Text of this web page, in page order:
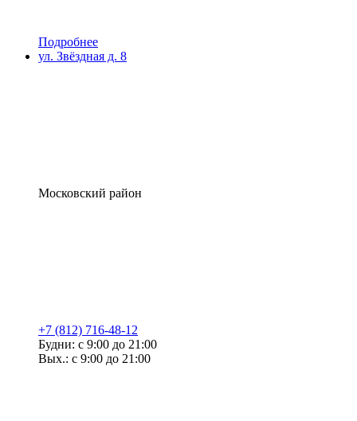
Подробнее
ул. Звёздная д. 8
Московский район
+7 (812) 716-48-12
Будни: с 9:00 до 21:00
Вых.: с 9:00 до 21:00